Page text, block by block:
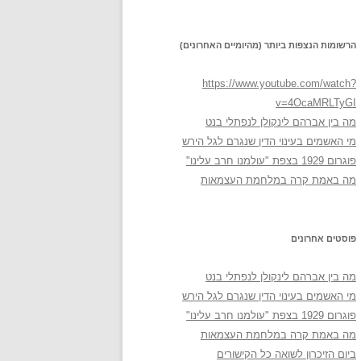
הרשומות הנצפות ביותר (מהיומיים האחרונים)
https://www.youtube.com/watch?
v=4OcaMRLTyGI
מה בין אברהם לינקולן לנפתלי בנט
מי האשמים בעינוי הדין שנגרם לגל הירש
פוגרום 1929 בצפת "עולמנו חרב עלינו"
מה באמת קרה במלחמת העצמאות
פוסטים אחרונים
מה בין אברהם לינקולן לנפתלי בנט
מי האשמים בעינוי הדין שנגרם לגל הירש
פוגרום 1929 בצפת "עולמנו חרב עלינו"
מה באמת קרה במלחמת העצמאות
ביום הזיכרון לשואה כל הקישורים